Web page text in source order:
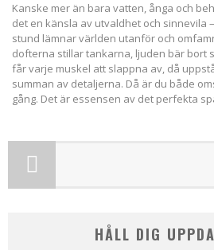
Kanske mer än bara vatten, ånga och
det en känsla av utvaldhet och sinnevila
stund lämnar världen utanför och
dofterna stillar tankarna, ljuden bär bort
får varje muskel att slappna av, då
summan av detaljerna. Då är du både
gång. Det är essensen av det perfekta
HÅLL DIG